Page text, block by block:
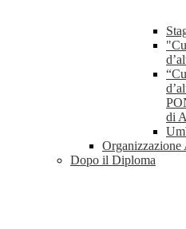
di
Organizzazione
Dopo il Diploma